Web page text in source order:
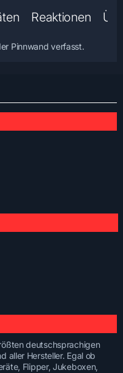
Reaktionen
Pinnwand verfasst.
deutschsprachigen
aller Hersteller. Egal ob
Flipper, Jukeboxen,